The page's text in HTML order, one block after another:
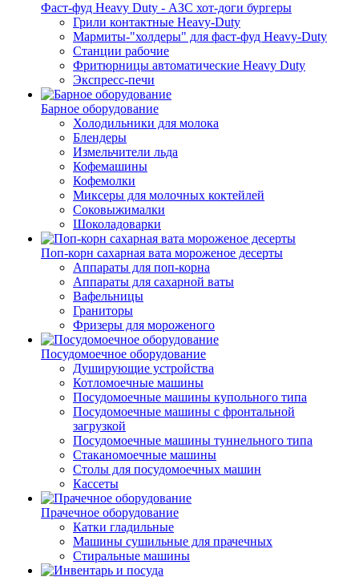
Фаст-фуд Heavy Duty - АЗС хот-доги бургеры
Грили контактные Heavy-Duty
Мармиты-"холдеры" для фаст-фуд Heavy-Duty
Станции рабочие
Фритюрницы автоматические Heavy Duty
Экспресс-печи
Барное оборудование
Холодильники для молока
Блендеры
Измельчители льда
Кофемашины
Кофемолки
Миксеры для молочных коктейлей
Соковыжималки
Шоколадоварки
Поп-корн сахарная вата мороженое десерты
Аппараты для поп-корна
Аппараты для сахарной ваты
Вафельницы
Граниторы
Фризеры для мороженого
Посудомоечное оборудование
Душирующие устройства
Котломоечные машины
Посудомоечные машины купольного типа
Посудомоечные машины с фронтальной
загрузкой
Посудомоечные машины туннельного типа
Стаканомоечные машины
Столы для посудомоечных машин
Кассеты
Прачечное оборудование
Катки гладильные
Машины сушильные для прачечных
Стиральные машины